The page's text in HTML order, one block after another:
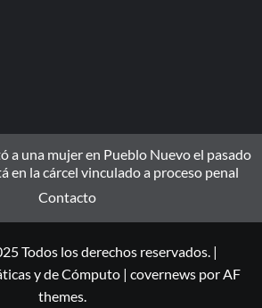
a una mujer en Pueblo Nuevo el pasado
en la cárcel vinculado a proceso penal
Contacto
Todos los derechos reservados. |
y de Cómputo | covernewspor AF
themes.